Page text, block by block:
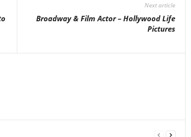
Next article
Broadway & Film Actor – Hollywood Life
Pictures